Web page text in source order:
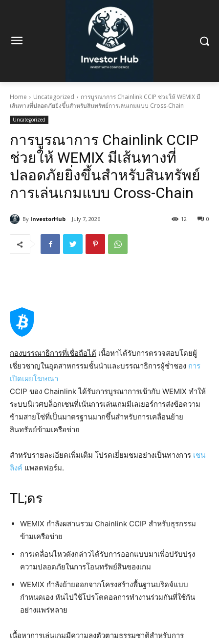
Home Uncategorized
การบูรณาการ Chainlink CCIP ช่วยให้ WEMIX มี
เส้นทางที่ปลอดภัยยิ่งขึ้นสำหรับสินทรัพย์การเล่นเกมแบบ Cross-Chain
Uncategorized
การบูรณาการ Chainlink CCIP
ช่วยให้ WEMIX มีเส้นทางที่
ปลอดภัยยิ่งขึ้นสำหรับสินทรัพย์
การเล่นเกมแบบ Cross-Chain
By InvestorHub July 7, 2026 0
12
กองบรรณาธิการที่เชื่อถือได้ เนื้อหาได้รับการตรวจสอบโดยผู้
เชี่ยวชาญในอุตสาหกรรมชั้นนำและบรรณาธิการผู้ช่ำชอง การ
เปิดเผยโฆษณา
CCIP ของ Chainlink ได้รับการบูรณาการเข้ากับ WEMIX ทำให้
ระบบนิเวศบล็อกเชนที่เน้นการเล่นเกมมีเลเยอร์การส่งข้อความ
ข้ามสายโซ่ที่เป็นมาตรฐานมากขึ้นสำหรับการเคลื่อนย้าย
สินทรัพย์ข้ามเครือข่าย
สำหรับรายละเอียดเพิ่มเติม โปรดเยี่ยมชมอย่างเป็นทางการ เชน
ลิงค์ แพลตฟอร์ม.
TL;ดร
WEMIX กำลังผสานรวม Chainlink CCIP สำหรับธุรกรรม
ข้ามเครือข่าย
การเคลื่อนไหวดังกล่าวได้รับการออกแบบมาเพื่อปรับปรุง
ความปลอดภัยในการโอนทรัพย์สินของเกม
WEMIX กำลังย้ายออกจากโครงสร้างพื้นฐานบริดจ์แบบ
กำหนดเอง หันไปใช้โปรโตคอลการทำงานร่วมกันที่ใช้กัน
อย่างแพร่หลาย
เนื้อหาการเล่นเกมมีความลงตัวตามธรรมชาติสำหรับการ